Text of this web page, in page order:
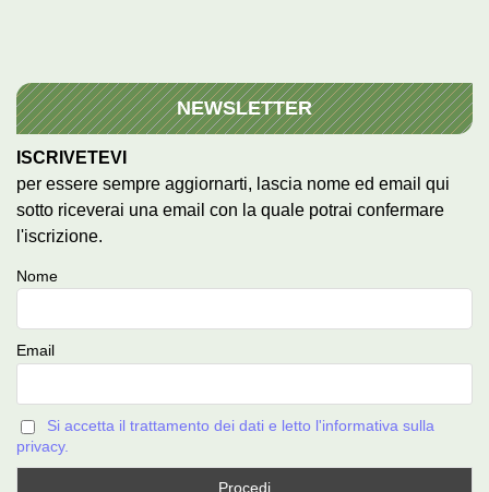
NEWSLETTER
ISCRIVETEVI
per essere sempre aggiornarti, lascia nome ed email qui
sotto riceverai una email con la quale potrai confermare
l'iscrizione.
Nome
Email
Si accetta il trattamento dei dati e letto l'informativa sulla
privacy.